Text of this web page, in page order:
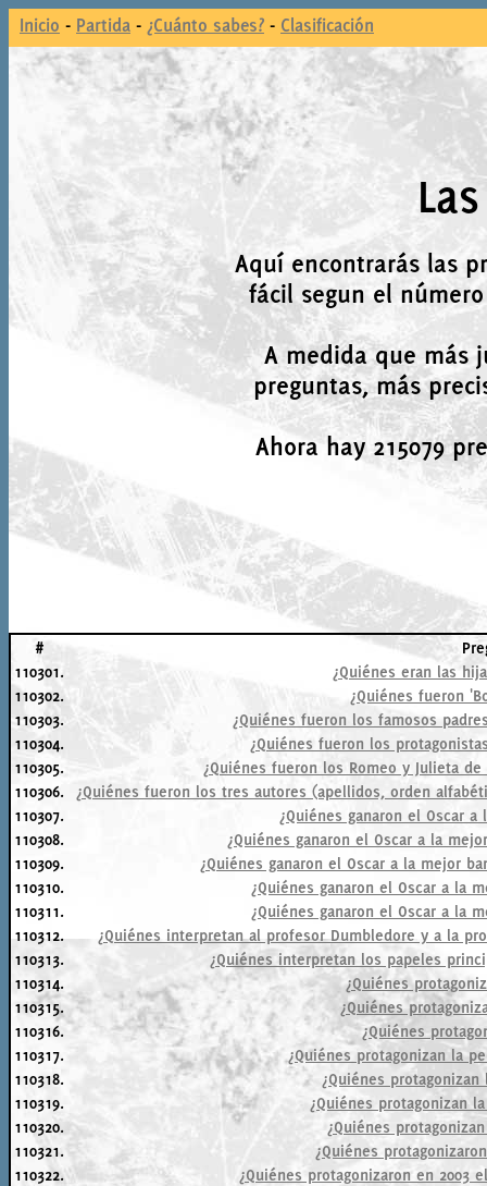
Inicio - Partida - ¿Cuánto sabes? - Clasificación
Aquí encontrarás las
fácil segun el
A medida que más
preguntas, más
Ahora hay 215079
#
110301.
¿Quiénes eran las
110302.
¿Quiénes fueron
110303.
¿Quiénes fueron los famosos
110304.
¿Quiénes fueron los
110305.
¿Quiénes fueron los Romeo y Julieta
110306.
¿Quiénes fueron los tres autores (apellidos, orden
110307.
¿Quiénes ganaron el Oscar
110308.
¿Quiénes ganaron el Oscar a la
110309.
¿Quiénes ganaron el Oscar a la mejor
110310.
¿Quiénes ganaron el Oscar a la
110311.
¿Quiénes ganaron el Oscar a la
110312.
¿Quiénes interpretan al profesor Dumbledore y a la
110313.
¿Quiénes interpretan los papeles
110314.
¿Quiénes
110315.
¿Quiénes
110316.
¿Quiénes
110317.
¿Quiénes protagonizan la
110318.
¿Quiénes
110319.
¿Quiénes protagonizan
110320.
¿Quiénes
110321.
¿Quiénes
110322.
¿Quiénes protagonizaron en 2003